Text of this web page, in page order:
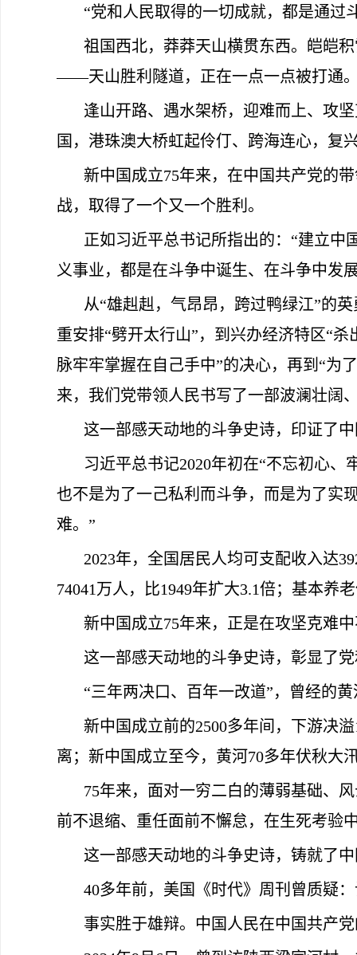
“党和人民取得的一切成就，都是通过
祖国西北，莽莽天山横贯东西。皑皑
——天山胜利隧道，正在一点一点被打通
逢山开路、遇水架桥，迎难而上、攻
国，港珠澳大桥虹起伶仃、跨海连心，
新中国成立75年来，在中国共产党的
战，取得了一个又一个胜利。
正如习近平总书记所指出的：“建立中
义事业，都是在斗争中诞生、在斗争中发
从“雄赳赳，气昂昂，跨过鸭绿江”的
重安排“劈开太行山”，到兴办经济特区“
脉牢牢掌握在自己手中”的决心，再到“
来，我们党带领人民书写了一部波澜壮阔
这一部感天动地的斗争史诗，印证了
习近平总书记2020年初在“不忘初心
也不是为了一己私利而斗争，而是为了实
难。”
2023年，全国居民人均可支配收入达
74041万人，比1949年扩大3.1倍；基本
新中国成立75年来，正是在攻坚克难
这一部感天动地的斗争史诗，彰显了
“三年两决口、百年一改道”，曾经的
新中国成立前的2500多年间，下游决
离；新中国成立至今，黄河70多年伏秋大
75年来，面对一穷二白的薄弱基础、
前不退缩、重任面前不懈怠，在生死考验
这一部感天动地的斗争史诗，铸就了
40多年前，美国《时代》周刊曾质疑
事实胜于雄辩。中国人民在中国共产